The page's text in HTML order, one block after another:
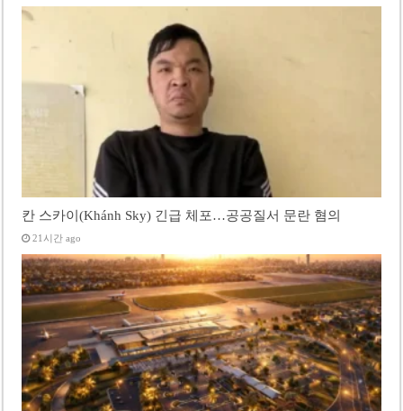
칸 스카이(Khánh Sky) 긴급 체포…공공질서 문란 혐의
21시간 ago